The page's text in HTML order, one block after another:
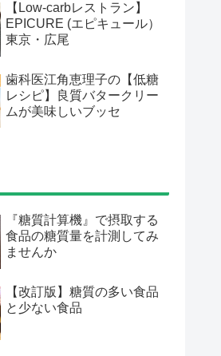
【Low-carbレストラン】
EPICURE (エピキュール）
東京・広尾
歯科医江角恵理子の【低糖
レシピ】良質バタークリー
ムが美味しいブッセ
『糖質計算機』で摂取する
食品の糖質量を計測してみ
ませんか
【改訂版】糖質の多い食品
と少ない食品